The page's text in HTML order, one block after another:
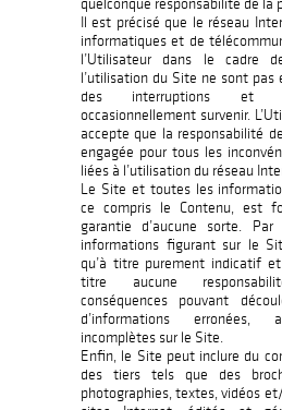
quelconque responsabilité de la
Il est précisé que le réseau
informatiques et de
l’Utilisateur dans le cadre
l’utilisation du Site ne sont pas
des interruptions et
occasionnellement survenir.
accepte que la responsabilité
engagée pour tous les
liées à l’utilisation du réseau
Le Site et toutes les
ce compris le Contenu, est
garantie d’aucune sorte.
informations figurant sur le
qu’à titre purement indicatif et
titre aucune
conséquences pouvant
d’informations erronées,
incomplètes sur le Site.
Enfin, le Site peut inclure du
des tiers tels que des
photographies, textes, vidéos